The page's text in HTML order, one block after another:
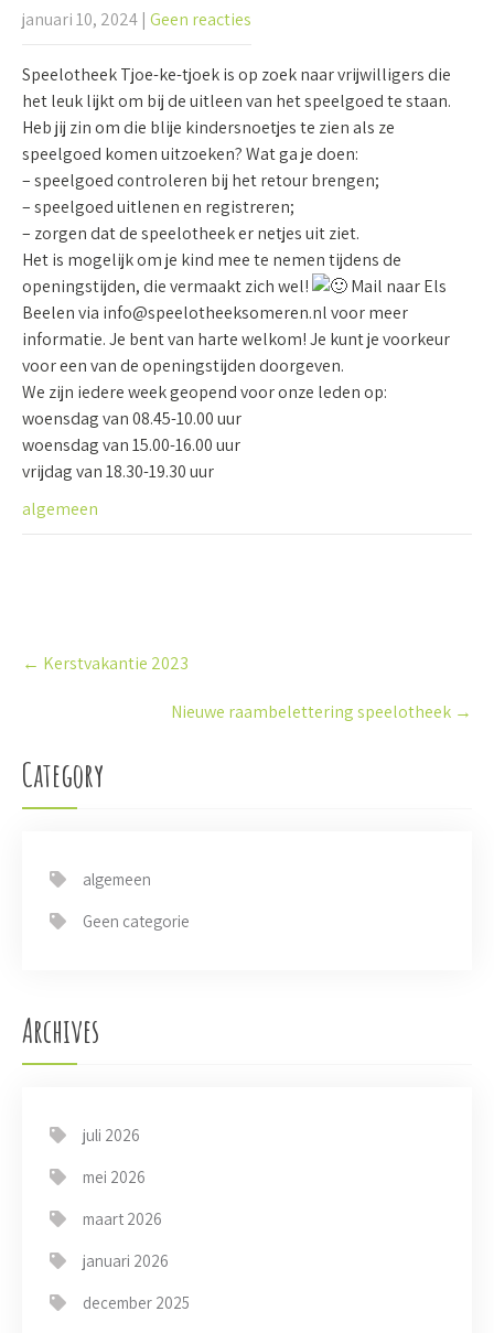
januari 10, 2024 | Geen reacties
Speelotheek Tjoe-ke-tjoek is op zoek naar vrijwilligers die
het leuk lijkt om bij de uitleen van het speelgoed te staan.
Heb jij zin om die blije kindersnoetjes te zien als ze
speelgoed komen uitzoeken? Wat ga je doen:
– speelgoed controleren bij het retour brengen;
– speelgoed uitlenen en registreren;
– zorgen dat de speelotheek er netjes uit ziet.
Het is mogelijk om je kind mee te nemen tijdens de
openingstijden, die vermaakt zich wel!
Mail naar Els
Beelen via info@speelotheeksomeren.nl voor meer
informatie. Je bent van harte welkom! Je kunt je voorkeur
voor een van de openingstijden doorgeven.
We zijn iedere week geopend voor onze leden op:
woensdag van 08.45-10.00 uur
woensdag van 15.00-16.00 uur
vrijdag van 18.30-19.30 uur
algemeen
o
a
v
i
← Kerstvakantie 2023
Nieuwe raambelettering speelotheek →
Category
algemeen
Geen categorie
Archives
juli 2026
mei 2026
maart 2026
januari 2026
december 2025